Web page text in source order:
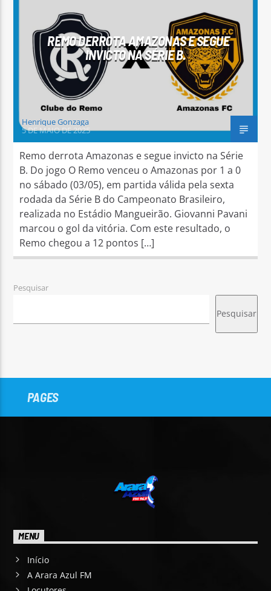
Arara Azul FM
REMO DERROTA AMAZONAS E SEGUE
INVICTO NA SÉRIE B.
Henrique Gonzaga
5 DE MAIO DE 2025
Remo derrota Amazonas e segue invicto na Série
B. Do jogo O Remo venceu o Amazonas por 1 a 0
no sábado (03/05), em partida válida pela sexta
rodada da Série B do Campeonato Brasileiro,
realizada no Estádio Mangueirão. Giovanni Pavani
marcou o gol da vitória. Com este resultado, o
Remo chegou a 12 pontos […]
Pesquisar
Pesquisar
PAGES
MENU
Início
A Arara Azul FM